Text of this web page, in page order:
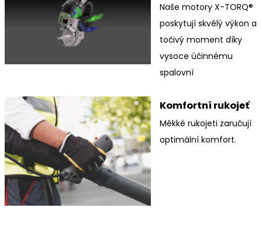
Naše motory X-TORQ®
poskytují skvělý výkon a
točivý moment díky
vysoce účinnému
spalovní
Komfortní rukojeť
Měkké rukojeti zaručují
optimální komfort.